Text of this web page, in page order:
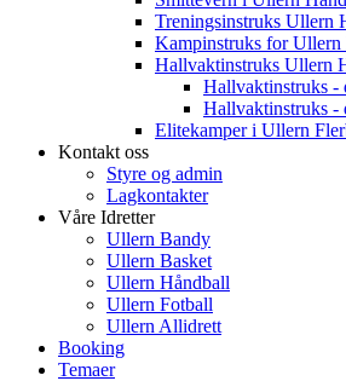
Treningsinstruks Ullern
Kampinstruks for Ullern
Hallvaktinstruks Ullern
Hallvaktinstruks -
Hallvaktinstruks -
Elitekamper i Ullern
Kontakt oss
Styre og admin
Lagkontakter
Våre Idretter
Ullern Bandy
Ullern Basket
Ullern Håndball
Ullern Fotball
Ullern Allidrett
Booking
Temaer